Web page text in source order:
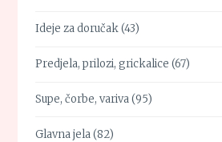
Ideje za doručak(43)
Predjela, prilozi, grickalice (67)
Supe, čorbe, variva(95)
Glavna jela(82)